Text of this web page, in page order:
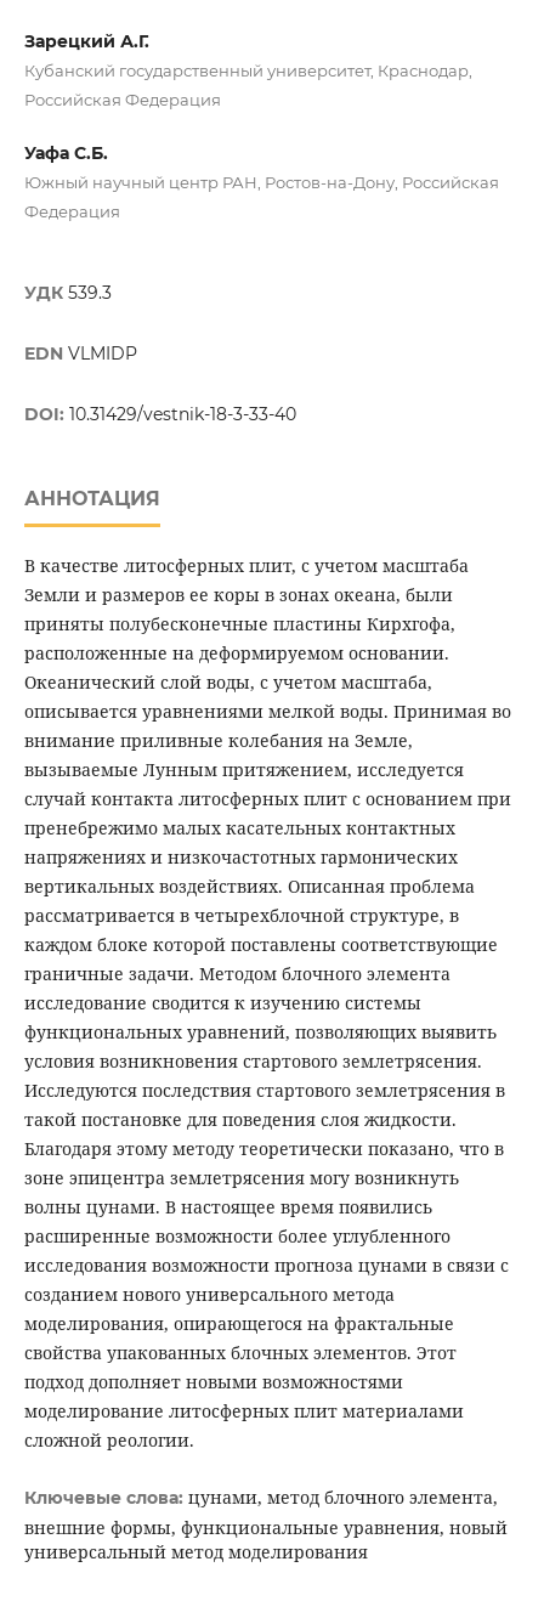
Зарецкий А.Г.
Кубанский государственный университет, Краснодар,
Российская Федерация
Уафа С.Б.
Южный научный центр РАН, Ростов-на-Дону, Российская
Федерация
УДК 539.3
EDN VLMIDP
DOI: 10.31429/vestnik-18-3-33-40
АННОТАЦИЯ
В качестве литосферных плит, с учетом масштаба
Земли и размеров ее коры в зонах океана, были
приняты полубесконечные пластины Кирхгофа,
расположенные на деформируемом основании.
Океанический слой воды, с учетом масштаба,
описывается уравнениями мелкой воды. Принимая во
внимание приливные колебания на Земле,
вызываемые Лунным притяжением, исследуется
случай контакта литосферных плит с основанием при
пренебрежимо малых касательных контактных
напряжениях и низкочастотных гармонических
вертикальных воздействиях. Описанная проблема
рассматривается в четырехблочной структуре, в
каждом блоке которой поставлены соответствующие
граничные задачи. Методом блочного элемента
исследование сводится к изучению системы
функциональных уравнений, позволяющих выявить
условия возникновения стартового землетрясения.
Исследуются последствия стартового землетрясения в
такой постановке для поведения слоя жидкости.
Благодаря этому методу теоретически показано, что в
зоне эпицентра землетрясения могу возникнуть
волны цунами. В настоящее время появились
расширенные возможности более углубленного
исследования возможности прогноза цунами в связи с
созданием нового универсального метода
моделирования, опирающегося на фрактальные
свойства упакованных блочных элементов. Этот
подход дополняет новыми возможностями
моделирование литосферных плит материалами
сложной реологии.
Ключевые слова: цунами, метод блочного элемента,
внешние формы, функциональные уравнения, новый
универсальный метод моделирования